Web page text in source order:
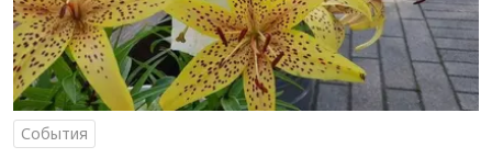
События